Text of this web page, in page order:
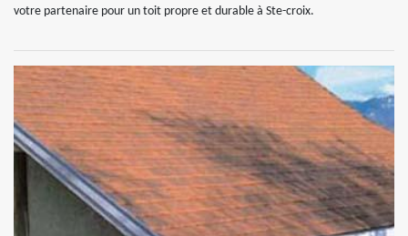
votre partenaire pour un toit propre et durable à Ste-croix.